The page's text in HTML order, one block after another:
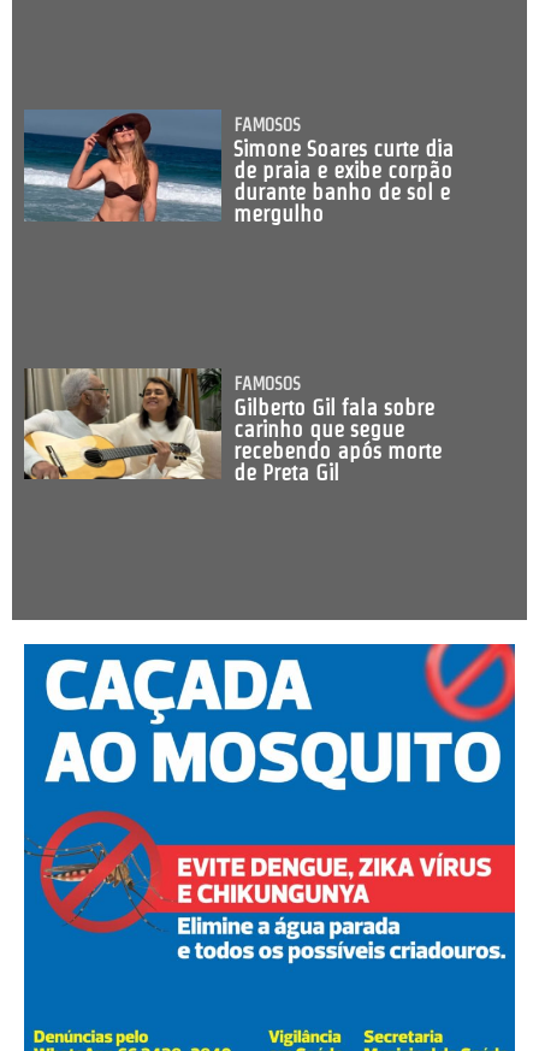
FAMOSOS
Simone Soares curte dia
de praia e exibe corpão
durante banho de sol e
mergulho
FAMOSOS
Gilberto Gil fala sobre
carinho que segue
recebendo após morte
de Preta Gil